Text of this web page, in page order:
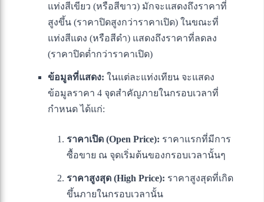
แท่งสีเขียว (หรือสีขาว) มักจะแสดงถึงราคาที่
สูงขึ้น (ราคาปิดสูงกว่าราคาเปิด) ในขณะที่
แท่งสีแดง (หรือสีดำ) แสดงถึงราคาที่ลดลง
(ราคาปิดต่ำกว่าราคาเปิด)
ข้อมูลที่แสดง: ในแต่ละแท่งเทียน จะแสดง
ข้อมูลราคา 4 จุดสำคัญภายในกรอบเวลาที่
กำหนด ได้แก่:
ราคาเปิด (Open Price): ราคาแรกที่มีการ
ซื้อขาย ณ จุดเริ่มต้นของกรอบเวลานั้นๆ
ราคาสูงสุด (High Price): ราคาสูงสุดที่เกิด
ขึ้นภายในกรอบเวลานั้น